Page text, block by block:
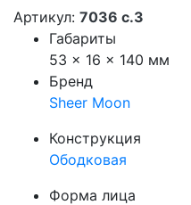
Артикул: 7036 с.3
Габариты
53 × 16 × 140 мм
Бренд
Sheer Moon
Конструкция
Ободковая
Форма лица